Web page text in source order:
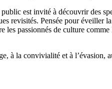
est invité à découvrir des
revisités. Pensée pour éveiller
les passionnés de culture
à la convivialité et à l’évasion,